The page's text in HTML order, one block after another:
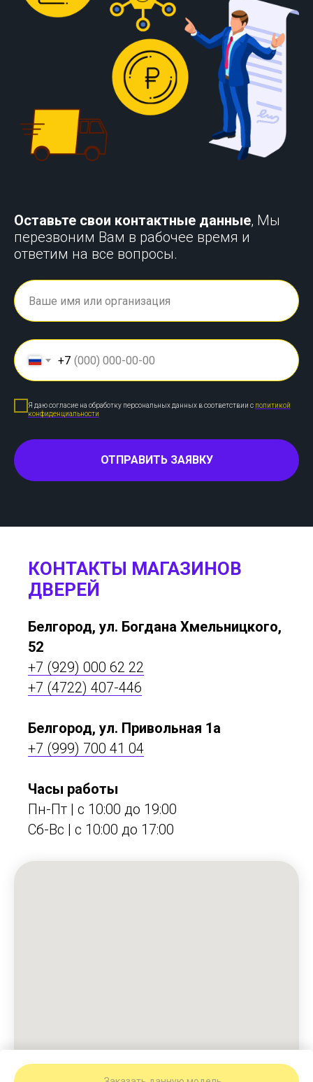
Оставьте свои контактные данные, Мы
перезвоним Вам в рабочее время и
ответим на все вопросы.
+7
Я даю согласие на обработку персональных данных в соответствии с политикой
конфиденциальности
ОТПРАВИТЬ ЗАЯВКУ
КОНТАКТЫ МАГАЗИНОВ
ДВЕРЕЙ
Белгород, ул. Богдана Хмельницкого,
52
+7 (929) 000 62 22
+7 (4722) 407-446
Белгород, ул. Привольная 1а
+7 (999) 700 41 04
Часы работы
Пн-Пт | с 10:00 до 19:00
Сб-Вс | c 10:00 до 17:00